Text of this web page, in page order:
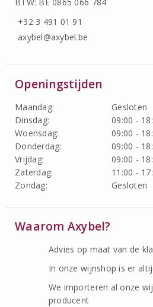
+32 3 491 01 91
axybel@axybel.be
Openingstijden
Maandag:
Gesloten
Dinsdag:
09:00 -
Woensdag:
09:00 -
Donderdag:
09:00 -
Vrijdag:
09:00 -
Zaterdag:
11:00 -
Zondag:
Gesloten
Waarom Axybel?
Advies op maat van de
In onze wijnshop is er
We importeren al onze
producent